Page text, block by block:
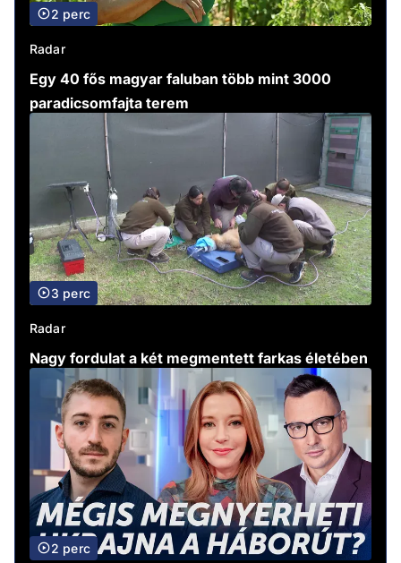
2 perc
Radar
Egy 40 fős magyar faluban több mint 3000
paradicsomfajta terem
3 perc
Radar
Nagy fordulat a két megmentett farkas életében
2 perc